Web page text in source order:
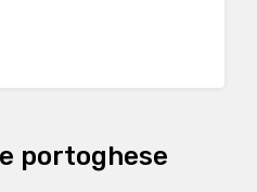
portoghese